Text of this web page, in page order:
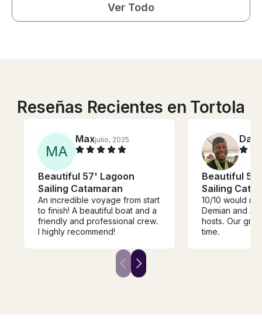
Ver Todo
Reseñas Recientes en Tortola
MA
Maxjulio, 2025
Beautiful 57' Lagoon
Sailing Catamaran
An incredible voyage from start
to finish! A beautiful boat and a
friendly and professional crew.
I highly recommend!
Beautiful
Sailing
10/10 would
Demian and
hosts. Our
time.